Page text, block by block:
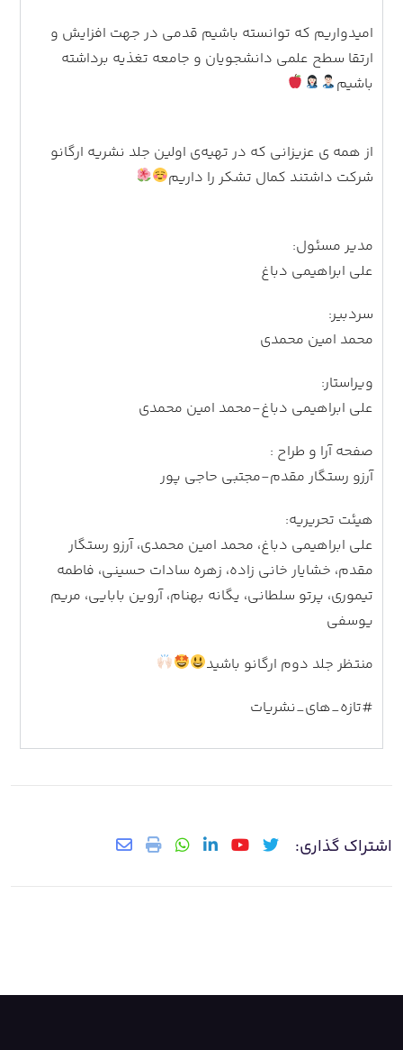
امیدواریم که توانسته باشیم قدمی در جهت افزایش و
ارتقا سطح علمی دانشجویان و جامعه تغذیه برداشته
باشیم
از همه ی عزیزانی که در تهیه‌ی اولین جلد نشریه ارگانو
شرکت داشتند کمال تشکر را داریم
مدیر مسئول:
علی ابراهیمی دباغ
سردبیر:
محمد امین محمدی
ویراستار:
علی ابراهیمی دباغ-محمد امین محمدی
صفحه آرا و طراح :
آرزو رستگار مقدم-مجتبی حاجی پور
هیئت تحریریه:
علی ابراهیمی دباغ، محمد امین محمدی، آرزو رستگار
مقدم، خشایار خانی زاده، زهره سادات حسینی، فاطمه
تیموری، پرتو سلطانی، یگانه بهنام، آروین بابایی، مریم
یوسفی
منتظر جلد دوم ارگانو باشید
#تازه_های_نشریات
اشتراک گذاری: